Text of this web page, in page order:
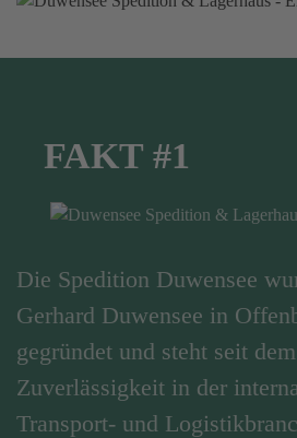
FAKT #1
Die Spedition Duwensee
Gerhard Duwensee in
gegründet und steht seit
Zuverlässigkeit in der
Transport- und